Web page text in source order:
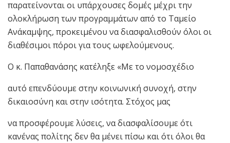
παρατείνονται οι υπάρχουσες δομές μέχρι την
ολοκλήρωση των προγραμμάτων από το Ταμείο
Ανάκαμψης, προκειμένου να διασφαλισθούν όλοι οι
διαθέσιμοι πόροι για τους ωφελούμενους.
Ο κ. Παπαθανάσης κατέληξε «Με το νομοσχέδιο
αυτό επενδύουμε στην κοινωνική συνοχή, στην
δικαιοσύνη και στην ισότητα. Στόχος μας
να προσφέρουμε λύσεις, να διασφαλίσουμε ότι
κανένας πολίτης δεν θα μένει πίσω και ότι όλοι θα